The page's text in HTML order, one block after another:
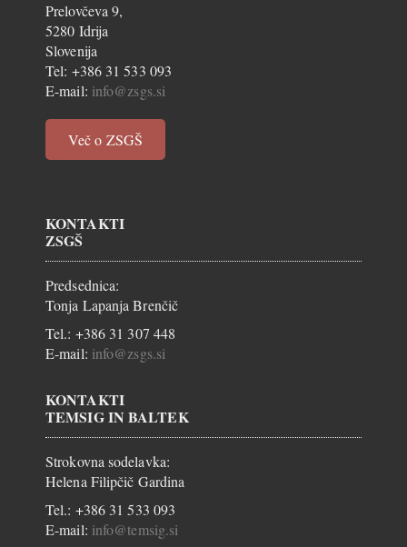
Prelovčeva 9,
5280 Idrija
Slovenija
Tel: +386 31 533 093
E-mail: info@zsgs.si
Več o ZSGŠ
KONTAKTI
ZSGŠ
Predsednica:
Tonja Lapanja Brenčič
Tel.: +386 31 307 448
E-mail: info@zsgs.si
KONTAKTI
TEMSIG IN BALTEK
Strokovna sodelavka:
Helena Filipčič Gardina
Tel.: +386 31 533 093
E-mail: info@temsig.si